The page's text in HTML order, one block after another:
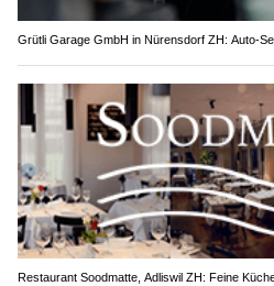
Grütli Garage GmbH in Nürensdorf ZH: Auto-
Restaurant Soodmatte, Adliswil ZH: Feine